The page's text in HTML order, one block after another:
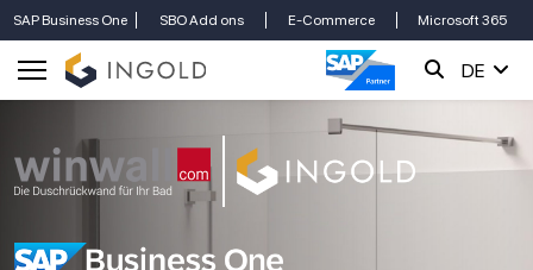
SAP Business One SBO Add ons E-Commerce Microsoft 365
DE